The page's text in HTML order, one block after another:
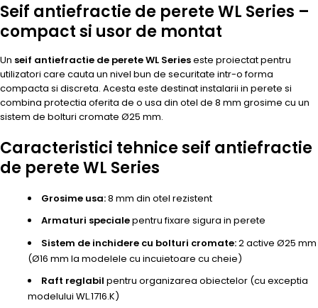
Seif antiefractie de perete WL Series –
compact si usor de montat
Un seif antiefractie de perete WL Serieseste proiectat pentru
utilizatori care cauta un nivel bun de securitate intr-o forma
compacta si discreta. Acesta este destinat instalarii in perete si
combina protectia oferita de o usa din otel de 8 mm grosime cu un
sistem de bolturi cromate Ø25 mm.
Caracteristici tehnice seif antiefractie
de perete WL Series
Grosime usa:8 mm din otel rezistent
Armaturi specialepentru fixare sigura in perete
Sistem de inchidere cu bolturi cromate:2 active Ø25 mm
(Ø16 mm la modelele cu incuietoare cu cheie)
Raft reglabil pentru organizarea obiectelor (cu exceptia
modelului WL.1716.K)